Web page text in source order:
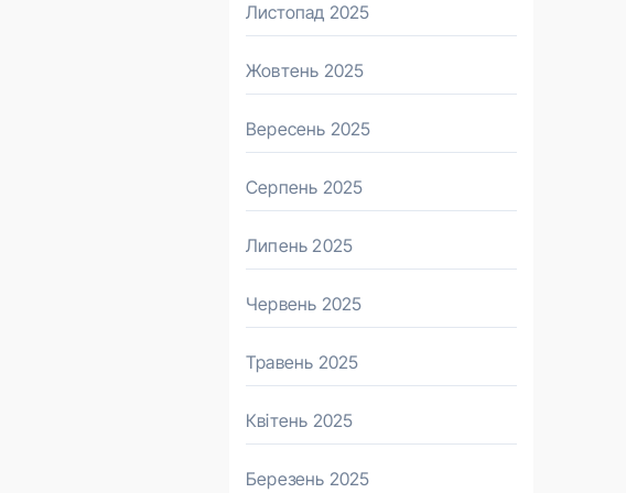
Листопад 2025
Жовтень 2025
Вересень 2025
Серпень 2025
Липень 2025
Червень 2025
Травень 2025
Квітень 2025
Березень 2025